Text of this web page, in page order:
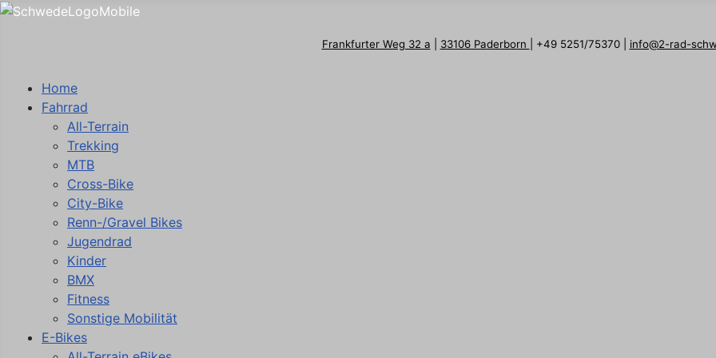
Frankfurter Weg 32 a 33106 Paderborn | +49 5251/75370 | info@2-rad-
Home
Fahrrad
All-Terrain
Trekking
MTB
Cross-Bike
City-Bike
Renn-/Gravel Bikes
Jugendrad
Kinder
BMX
Fitness
Sonstige Mobilität
E-Bikes